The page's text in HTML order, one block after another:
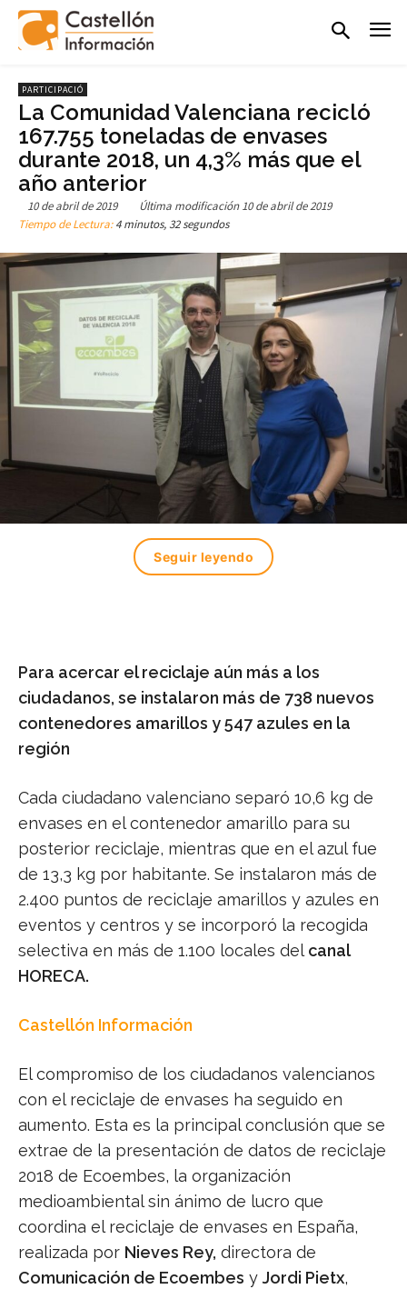
PARTICIPACIÓ
La Comunidad Valenciana recicló
167.755 toneladas de envases
durante 2018, un 4,3% más que el
año anterior
10 de abril de 2019 Última modificación 10 de abril de 2019
Tiempo de Lectura:4 minutos, 32 segundos
Seguir leyendo
Para acercar el reciclaje aún más a los
ciudadanos, se instalaron más de 738 nuevos
contenedores amarillos y 547 azules en la
región
Cada ciudadano valenciano separó 10,6 kg de
envases en el contenedor amarillo para su
posterior reciclaje, mientras que en el azul fue
de 13,3 kg por habitante. Se instalaron más de
2.400 puntos de reciclaje amarillos y azules en
eventos y centros y se incorporó la recogida
selectiva en más de 1.100 locales delcanal
HORECA.
Castellón Información
El compromiso de los ciudadanos valencianos
con el reciclaje de envases ha seguido en
aumento. Esta es la principal conclusión que se
extrae de la presentación de datos de reciclaje
2018 de Ecoembes, la organización
medioambiental sin ánimo de lucro que
coordina el reciclaje de envases en España,
realizada por Nieves Rey, directora de
Comunicación de Ecoembes y Jordi Pietx,